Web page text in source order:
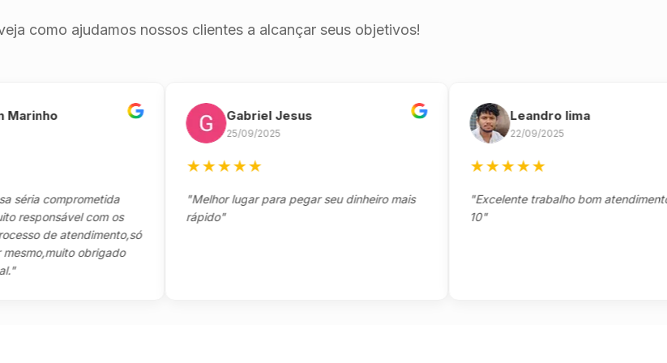
como ajudamos nossos clientes a alcançar seus objetivos!
comprometida
com os
de atendimento,só
obrigado
Gabriel Jesus
25/09/2025
★★★
"Melhor lugar para pegar seu dinheiro mais
rápido"
Leandro lima
22/09/2025
★★★
"Excelente trabalho bom atendimento nota